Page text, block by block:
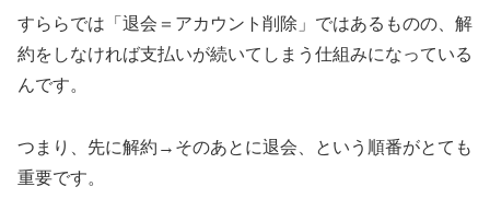
すららでは「退会＝アカウント削除」ではあるものの、解
約をしなければ支払いが続いてしまう仕組みになっている
んです。
つまり、先に解約→そのあとに退会、という順番がとても
重要です。